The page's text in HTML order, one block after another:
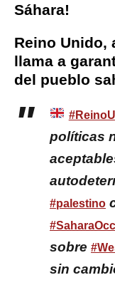
Sáhara!
Reino Unido,
llama a
del pueblo
políticas
#palestino
sobre
sin